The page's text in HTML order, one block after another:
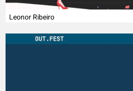
Leonor Ribeiro